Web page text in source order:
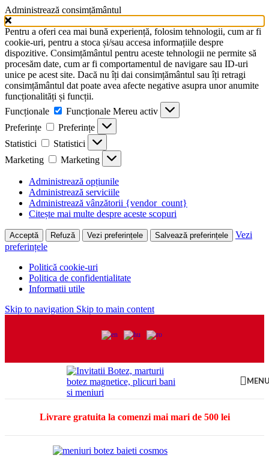
Administrează consimțământul
Pentru a oferi cea mai bună experiență, folosim tehnologii, cum ar fi
cookie-uri, pentru a stoca și/sau accesa informațiile despre
dispozitive. Consimțământul pentru aceste tehnologii ne permite să
procesăm date, cum ar fi comportamentul de navigare sau ID-uri
unice pe acest site. Dacă nu îți dai consimțământul sau îți retragi
consimțământul dat poate avea afecte negative asupra unor anumite
funcționalități și funcții.
Funcționale
Funcționale Mereu activ
Preferințe
Preferințe
Statistici
Statistici
Marketing
Marketing
Administrează opțiunile
Administrează serviciile
Administrează vânzătorii {vendor_count}
Citește mai multe despre aceste scopuri
Acceptă Refuză Vezi preferințele Salvează preferințele
Vezi
preferințele
Politică cookie-uri
Politica de confidentialitate
Informatii utile
Skip to navigation Skip to main content
Livrare gratuita la comenzi mai mari de 500 lei